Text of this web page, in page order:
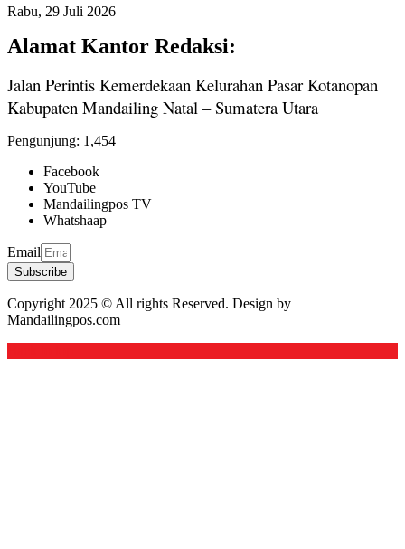
Rabu, 29 Juli 2026
Alamat Kantor Redaksi:
Jalan Perintis Kemerdekaan Kelurahan Pasar Kotanopan
Kabupaten Mandailing Natal – Sumatera Utara
Pengunjung: 1,454
Facebook
YouTube
Mandailingpos TV
Whatshaap
Email
Subscribe
Copyright 2025 © All rights Reserved. Design by
Mandailingpos.com